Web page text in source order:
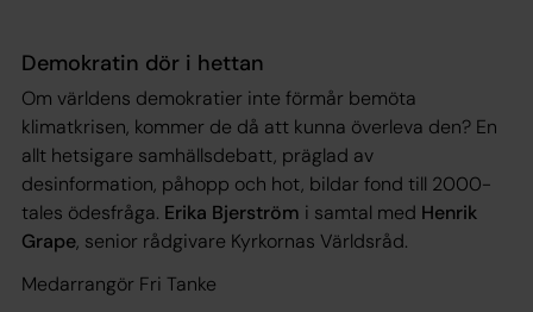
Demokratin dör i hettan
Om världens demokratier inte förmår bemöta
klimatkrisen, kommer de då att kunna överleva den? En
allt hetsigare samhällsdebatt, präglad av
desinformation, påhopp och hot, bildar fond till 2000-
tales ödesfråga. Erika Bjerström i samtal med Henrik
Grape, senior rådgivare Kyrkornas Världsråd.
Medarrangör Fri Tanke